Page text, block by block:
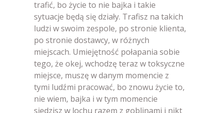
trafić, bo życie to nie bajka i takie
sytuacje będą się działy. Trafisz na takich
ludzi w swoim zespole, po stronie klienta,
po stronie dostawcy, w różnych
miejscach. Umiejętność połapania sobie
tego, że okej, wchodzę teraz w toksyczne
miejsce, muszę w danym momencie z
tymi ludźmi pracować, bo znowu życie to,
nie wiem, bajka i w tym momencie
siedzisz w lochu razem z goblinami i nikt